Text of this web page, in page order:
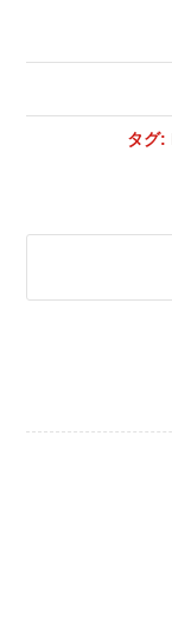
タグ: